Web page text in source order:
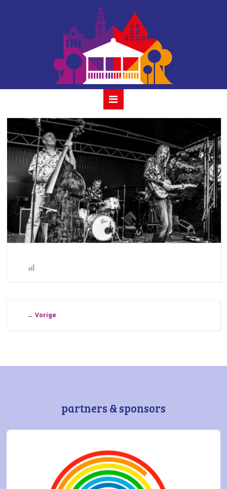
houtmansplantsoen-
the_wieners
← Vorige
partners & sponsors